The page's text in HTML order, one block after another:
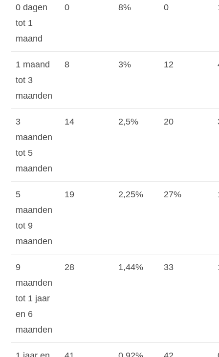
0 dagen
tot 1
maand
0 8% 0
1 maand
tot 3
maanden
8 3% 12
3
maanden
tot 5
maanden
14 2,5% 20
5
maanden
tot 9
maanden
19 2,25% 27%
9
maanden
tot 1 jaar
en 6
maanden
28 1,44% 33